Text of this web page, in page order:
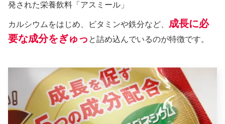
発された栄養飲料「アスミール」
カルシウムをはじめ、ビタミンや鉄分など、 成長に必
要な成分をぎゅっ と詰め込んでいるのが特徴です。